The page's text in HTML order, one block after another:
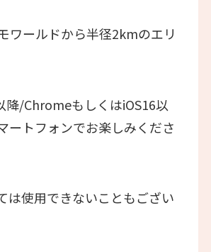
ワールドから半径2kmのエリ
/ChromeもしくはiOS16以
ートフォンでお楽しみくださ
は使用できないこともござい